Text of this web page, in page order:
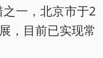
一，北京市于2
，目前已实现常